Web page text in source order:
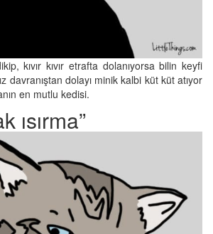
kıvır kıvır etrafta dolanıyorsa bilin keyfi
davranıştan dolayı minik kalbi küt küt atıyor
en mutlu kedisi.
ısırma”